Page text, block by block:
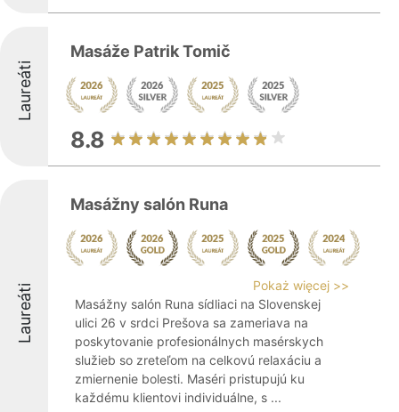
Laureáti
Masáže Patrik Tomič
8.8
Laureáti
Masážny salón Runa
Pokaż więcej >>
Masážny salón Runa sídliaci na Slovenskej
ulici 26 v srdci Prešova sa zameriava na
poskytovanie profesionálnych masérskych
služieb so zreteľom na celkovú relaxáciu a
zmiernenie bolesti. Maséri pristupujú ku
každému klientovi individuálne, s ...